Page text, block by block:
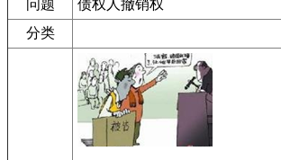
问题
债权人撤销权
分类